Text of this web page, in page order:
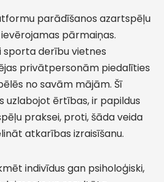
parādīšanos azartspēļu
pārmaiņas.
sporta derību vietnes
privātpersonām piedalīties
no savām mājām. Šī
uzlabojot ērtības, ir papildus
praksei, proti, šāda veida
atkarības izraisīšanu.
indivīdus gan psiholoģiski,